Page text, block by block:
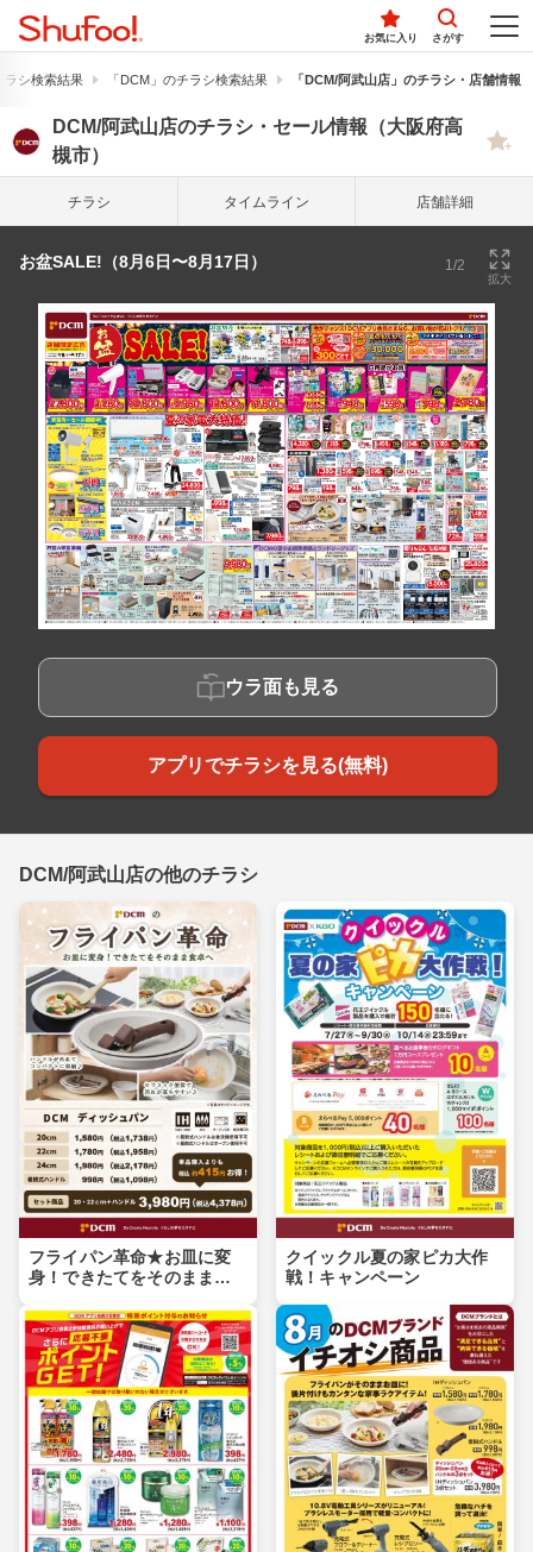
お気に入り さがす
ラシ検索結果 「DCM」のチラシ検索結果 「DCM/阿武山店」のチラシ・店舗情報
DCM/阿武山店のチラシ・セール情報（大阪府高
槻市）
チラシ タイム ライン 店舗詳細
お盆SALE!（8月6日〜8月17日） 1/2
拡大
ウラ面も見る
アプリでチラシを見る(無料)
DCM/阿武山店の他のチラシ
フライパン革命★お皿に変
身！できたてをそのまま食
クイックル夏の家ピカ大作
戦！キャンペーン